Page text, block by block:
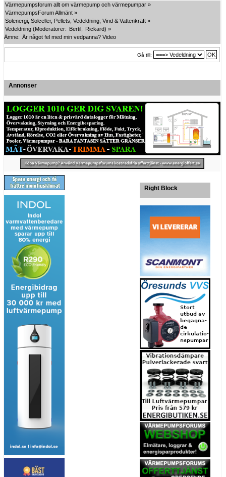
Värmepumpsforum allt om värmepump och värmepumpar »
VärmepumpsForum Allmänt »
Solenergi, Solceller, Pellets, Vedeldning, Vind & Vattenkraft »
Vedeldning (Moderatorer: Bertil Rickard) »
Ämne: Är något fel med min vedpanna? Video
Gå till:
Annonser
Right Block